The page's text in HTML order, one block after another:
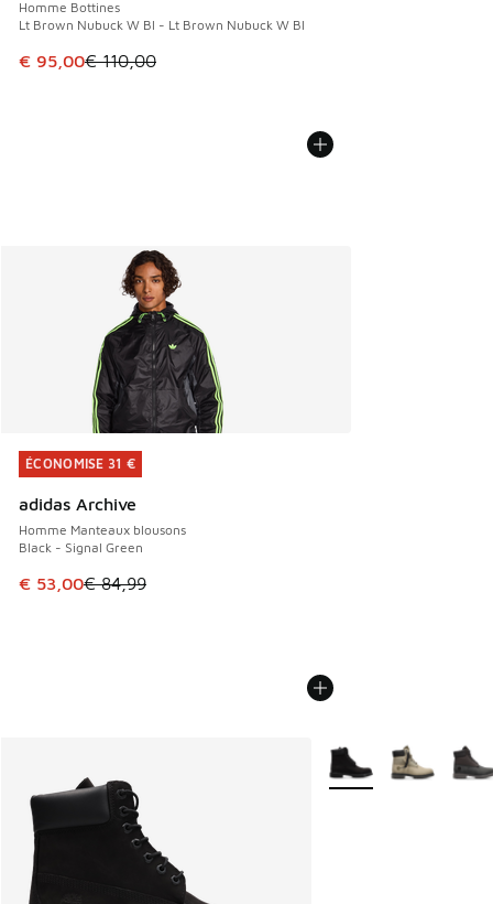
Homme Bottines
Lt Brown Nubuck W Bl - Lt Brown Nubuck W Bl
Cet article est en promotion. Prix en baisse de € 110,00 à
€ 95,00€ 110,00
ÉCONOMISE 31 €
adidas Archive
Homme Manteaux blousons
Black - Signal Green
Cet article est en promotion. Prix en baisse de € 84,99 à
€ 53,00€ 84,99
ÉCONOMISE 31 €
Plus de couleurs